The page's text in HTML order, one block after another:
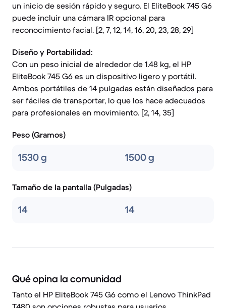
un inicio de sesión rápido y seguro. El EliteBook 745 G6
puede incluir una cámara IR opcional para
reconocimiento facial. [2, 7, 12, 14, 16, 20, 23, 28, 29]
Diseño y Portabilidad:
Con un peso inicial de alrededor de 1.48 kg, el HP
EliteBook 745 G6 es un dispositivo ligero y portátil.
Ambos portátiles de 14 pulgadas están diseñados para
ser fáciles de transportar, lo que los hace adecuados
para profesionales en movimiento. [2, 14, 35]
Peso (Gramos)
1530 g 1500 g
Tamaño de la pantalla (Pulgadas)
14 14
Qué opina la comunidad
Tanto el HP EliteBook 745 G6 como el Lenovo ThinkPad